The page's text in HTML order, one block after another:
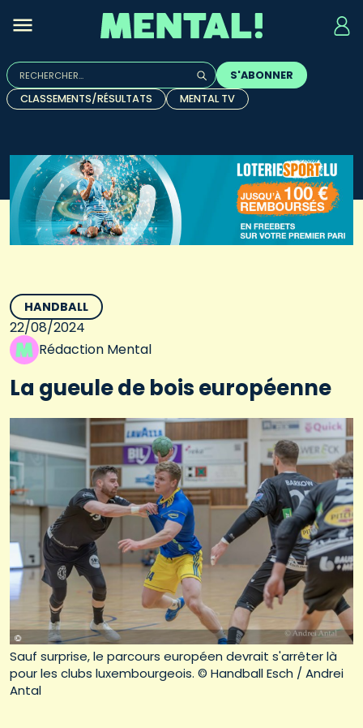
Rechercher :
Quand les résultats de l'auto-complétion sont
S'ABONNER
CLASSEMENTS/RÉSULTATS
MENTAL TV
Sauf surprise, le parcours européen devrait s'arrêter là
pour les clubs luxembourgeois. © Handball Esch / Andrei
Antal
HANDBALL
22/08/2024
Rédaction Mental
La gueule de bois européenne